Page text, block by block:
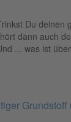
Du deinen
dann auch
... was ist
Grundstoff